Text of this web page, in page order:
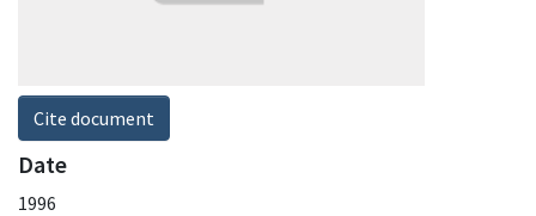
Cite document
Date
1996